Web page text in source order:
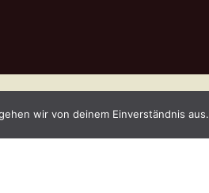
wir von deinem Einverständnis aus.